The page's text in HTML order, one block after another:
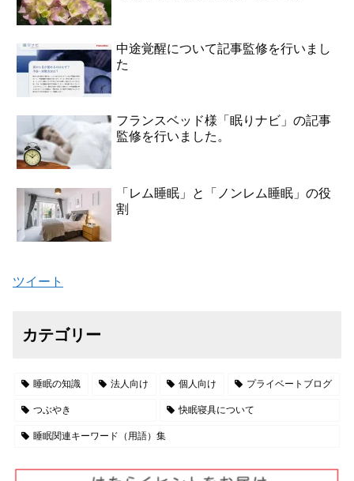
中途覚醒について記事監修を行いまし
た
フランスベッド様「眠りナビ」の記事
監修を行いました。
「レム睡眠」と「ノンレム睡眠」の役
割
ツイート
カテゴリー
睡眠の知識 法人向け 個人向け プライベートブログ
つぶやき 快眠寝具について
睡眠関連キーワード（用語）集